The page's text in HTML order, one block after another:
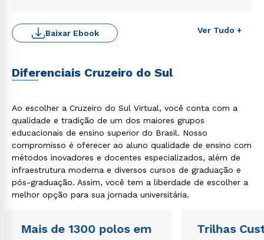
Ver Tudo +
Baixar Ebook
Diferenciais Cruzeiro do Sul
Ao escolher a Cruzeiro do Sul Virtual, você conta com a
qualidade e tradição de um dos maiores grupos
educacionais de ensino superior do Brasil. Nosso
compromisso é oferecer ao aluno qualidade de ensino com
métodos inovadores e docentes especializados, além de
infraestrutura moderna e diversos cursos de graduação e
pós-graduação. Assim, você tem a liberdade de escolher a
melhor opção para sua jornada universitária.
Mais de 1300 polos em
Trilhas